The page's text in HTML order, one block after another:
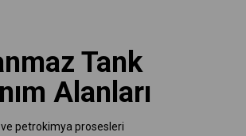
Tank
Alanları
ve petrokimya prosesleri